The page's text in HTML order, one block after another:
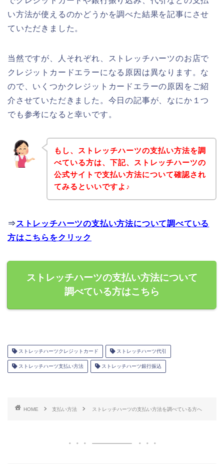
い方法が使えるのかどうかを調べた結果を記事にさせ
ていただきました。
当然ですが、人それぞれ、ストレッチハーツのお店で
クレジットカードエラーになる原因は異なります。な
ので、いくつかクレジットカードエラーの原因をご紹
介させていただきました。今日の記事が、なにか１つ
でも参考になると幸いです。
もし、ストレッチハーツの支払い方法を調
べている方は、下記、ストレッチハーツの
公式サイトで支払い方法について確認され
てみるといいですよ♪
⇒ ストレッチハーツの支払い方法について調べている
方はこちらをクリック
ストレッチハーツの支払い方法について
調べている方はこちら
ストレッチハーツクレジットカード ストレッチハーツ代引
ストレッチハーツ支払い方法 ストレッチハーツ銀行振込
HOME 支払い方法 ストレッチハーツの支払い方法を調べている方へ